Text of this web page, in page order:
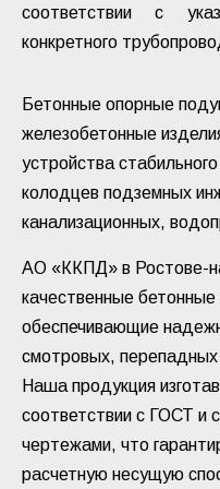
соответствии с
конкретного
Бетонные опорные
железобетонные
устройства
колодцев подземных
канализационных,
АО «ККПД» в Ростове-
качественные
обеспечивающие
смотровых,
Наша продукция
соответствии с ГОСТ и
чертежами, что
расчетную несущую